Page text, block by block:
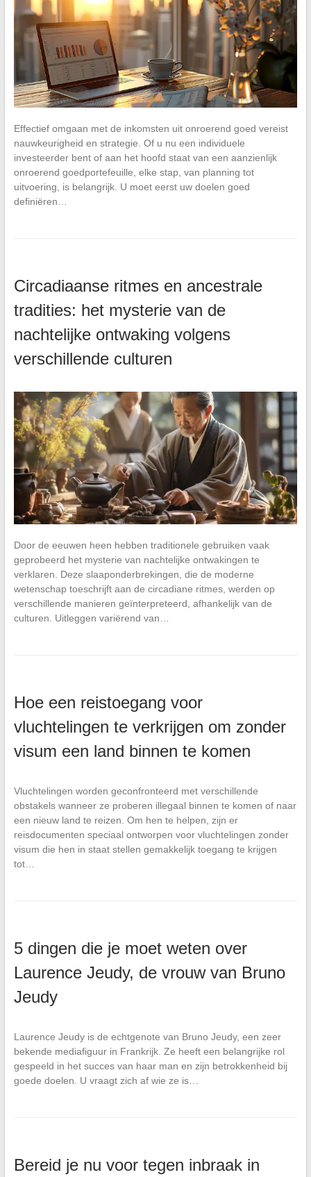
Effectief omgaan met de inkomsten uit onroerend goed vereist
nauwkeurigheid en strategie. Of u nu een individuele
investeerder bent of aan het hoofd staat van een aanzienlijk
onroerend goedportefeuille, elke stap, van planning tot
uitvoering, is belangrijk. U moet eerst uw doelen goed
definiëren…
Circadiaanse ritmes en ancestrale
tradities: het mysterie van de
nachtelijke ontwaking volgens
verschillende culturen
Door de eeuwen heen hebben traditionele gebruiken vaak
geprobeerd het mysterie van nachtelijke ontwakingen te
verklaren. Deze slaaponderbrekingen, die de moderne
wetenschap toeschrijft aan de circadiane ritmes, werden op
verschillende manieren geïnterpreteerd, afhankelijk van de
culturen. Uitleggen variërend van…
Hoe een reistoegang voor
vluchtelingen te verkrijgen om zonder
visum een land binnen te komen
Vluchtelingen worden geconfronteerd met verschillende
obstakels wanneer ze proberen illegaal binnen te komen of naar
een nieuw land te reizen. Om hen te helpen, zijn er
reisdocumenten speciaal ontworpen voor vluchtelingen zonder
visum die hen in staat stellen gemakkelijk toegang te krijgen
tot…
5 dingen die je moet weten over
Laurence Jeudy, de vrouw van Bruno
Jeudy
Laurence Jeudy is de echtgenote van Bruno Jeudy, een zeer
bekende mediafiguur in Frankrijk. Ze heeft een belangrijke rol
gespeeld in het succes van haar man en zijn betrokkenheid bij
goede doelen. U vraagt zich af wie ze is…
Bereid je nu voor tegen inbraak in